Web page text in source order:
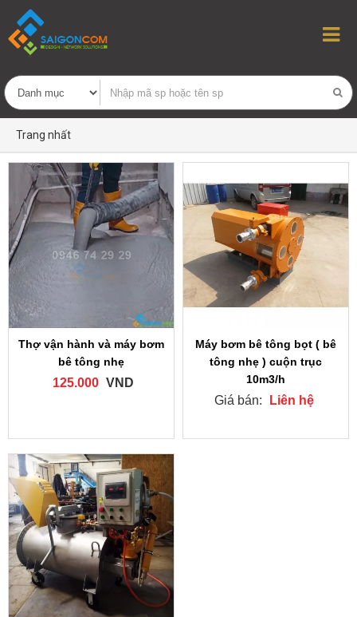
Trang nhất
Thợ vận hành và máy bơm
bê tông nhẹ
125.000 VND
Máy bơm bê tông bọt ( bê
tông nhẹ ) cuộn trục
10m3/h
Giá bán: Liên hệ